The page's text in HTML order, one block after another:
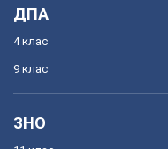
ДПА
4 клас
9 клас
ЗНО